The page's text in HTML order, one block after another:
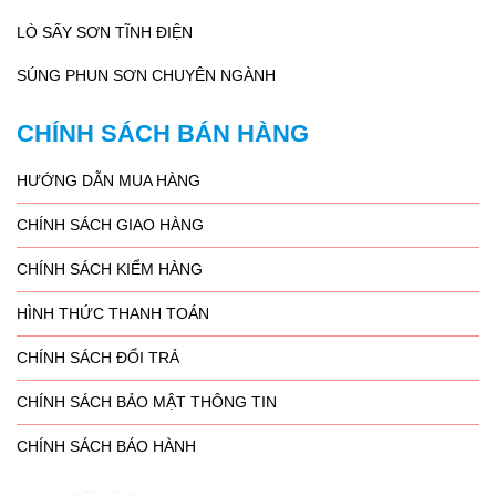
LÒ SẤY SƠN TĨNH ĐIỆN
SÚNG PHUN SƠN CHUYÊN NGÀNH
CHÍNH SÁCH BÁN HÀNG
HƯỚNG DẪN MUA HÀNG
CHÍNH SÁCH GIAO HÀNG
CHÍNH SÁCH KIỂM HÀNG
HÌNH THỨC THANH TOÁN
CHÍNH SÁCH ĐỔI TRẢ
CHÍNH SÁCH BẢO MẬT THÔNG TIN
CHÍNH SÁCH BÁO HÀNH